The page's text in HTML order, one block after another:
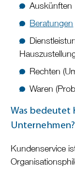
Auskünften
Beratungen
Rechten
Waren
Was bedeutet
Unternehmen?
Kundenservice